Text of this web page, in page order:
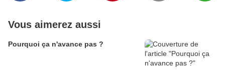
Vous aimerez aussi
Pourquoi ça n'avance pas ?